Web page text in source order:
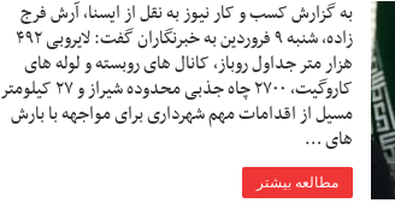
به گزارش کسب و کار نیوز به نقل از ایسنا, آرش فرج
زاده، شنبه ۹ فروردین به خبرنگاران گفت: لایروبی ۴۹۲
هزار متر جداول روباز، کانال های روبسته و لوله های
کاروگیت، ۲۷۰۰ چاه جذبی محدوده شیراز و ۲۷ کیلومتر
مسیل از اقدامات مهم شهرداری برای مواجهه با بارش
های …
مطالعه بیشتر